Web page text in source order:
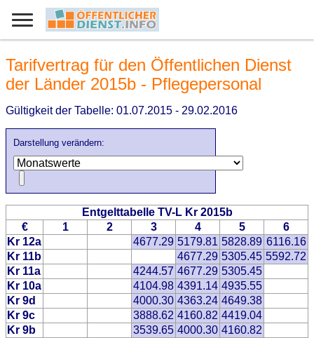
Darstellung verändern:
Tarifvertrag für den Öffentlichen Dienst
der Länder 2015b - Pflegepersonal
Gültigkeit der Tabelle: 01.07.2015 - 29.02.2016
Entgelttabelle TV-L Kr 2015b
€
1 2 3 4 5
6
Kr 12a
4677.29 5179.81 5828.89 6116.16
Kr 11b
4677.29 5305.45 5592.72
Kr 11a
4244.57 4677.29 5305.45
Kr 10a
4104.98 4391.14 4935.55
Kr 9d
4000.30 4363.24 4649.38
Kr 9c
3888.62 4160.82 4419.04
Kr 9b
3539.65 4000.30 4160.82